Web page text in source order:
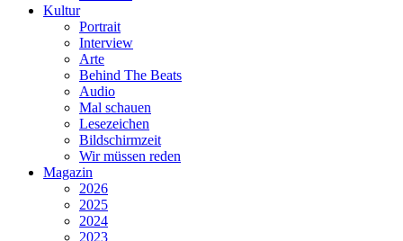
Kultur
Portrait
Interview
Arte
Behind The Beats
Audio
Mal schauen
Lesezeichen
Bildschirmzeit
Wir müssen reden
Magazin
2026
2025
2024
2023